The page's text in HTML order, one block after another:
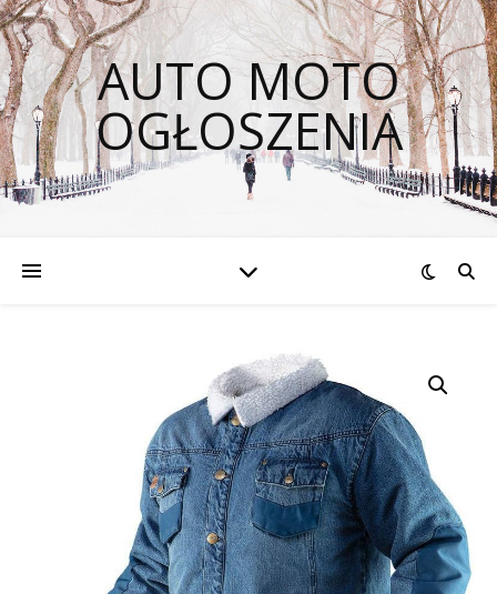
AUTO MOTO
OGŁOSZENIA